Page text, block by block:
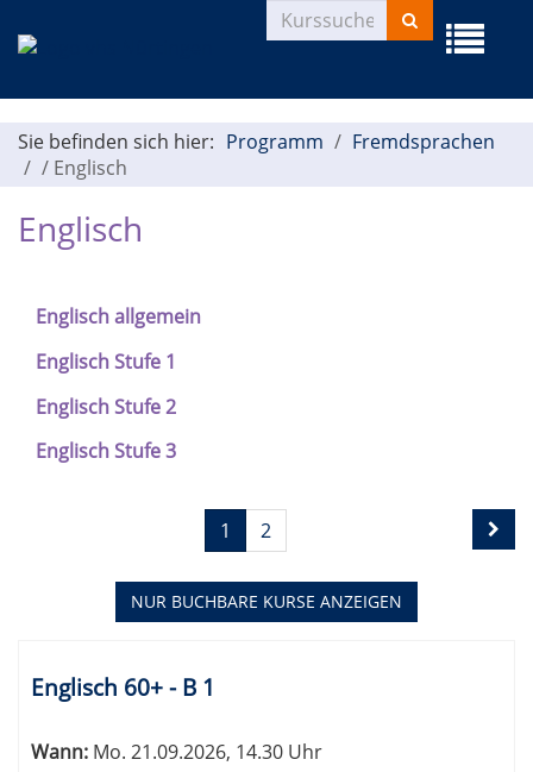
Menü
Kurse
suchen
Sie befinden sich hier: Programm
Fremdsprachen
/ Englisch
Englisch
Englisch allgemein
Englisch Stufe 1
Englisch Stufe 2
Englisch Stufe 3
Seiten
blättern
1 2
NUR BUCHBARE KURSE ANZEIGEN
Tabellenüberschriften
können
werden.
Englisch 60+ - B 1
Wann: Mo. 21.09.2026, 14.30 Uhr